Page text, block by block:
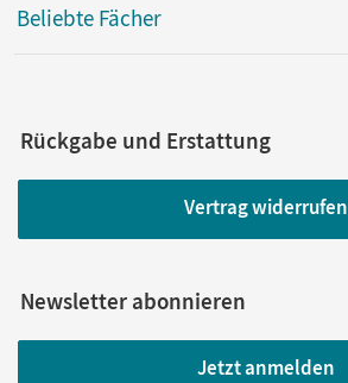
Beliebte Fächer
Rückgabe und Erstattung
Vertrag widerrufen
Newsletter abonnieren
Jetzt anmelden